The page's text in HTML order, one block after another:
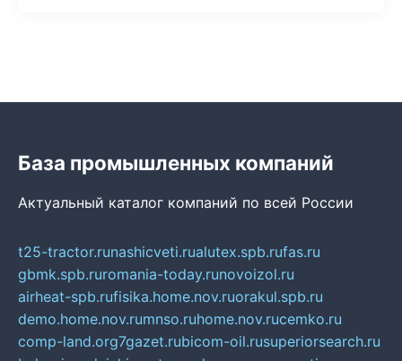
База промышленных компаний
Актуальный каталог компаний по всей России
t25-tractor.runashicveti.rualutex.spb.rufas.ru
gbmk.spb.ruromania-today.runovoizol.ru
airheat-spb.rufisika.home.nov.ruorakul.spb.ru
demo.home.nov.rumnso.ruhome.nov.rucemko.ru
comp-land.org7gazet.rubicom-oil.rusuperiorsearch.ru